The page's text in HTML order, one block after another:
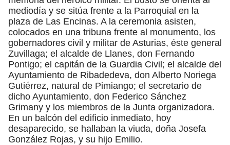
mediodía y se sitúa frente a la Parroquial en la
plaza de Las Encinas. A la ceremonia asisten,
colocados en una tribuna frente al monumento, los
gobernadores civil y militar de Asturias, éste general
Zuvillaga; el alcalde de Llanes, don Fernando
Pontigo; el capitán de la Guardia Civil; el alcalde del
Ayuntamiento de Ribadedeva, don Alberto Noriega
Gutiérrez, natural de Pimiango; el secretario de
dicho Ayuntamiento, don Federico Sánchez
Grimany y los miembros de la Junta organizadora.
En un balcón del edificio inmediato, hoy
desaparecido, se hallaban la viuda, doña Josefa
González Rojas, y su hijo Emilio.